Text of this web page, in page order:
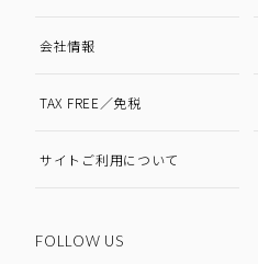
会社情報
TAX FREE／免税
サイトご利用について
FOLLOW US